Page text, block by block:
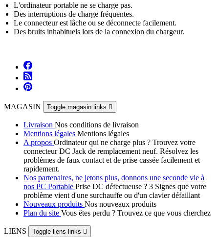
L'ordinateur portable ne se charge pas.
Des interruptions de charge fréquentes.
Le connecteur est lâche ou se déconnecte facilement.
Des bruits inhabituels lors de la connexion du chargeur.
MAGASIN Toggle magasin links 
Livraison Nos conditions de livraison
Mentions légales Mentions légales
A propos Ordinateur qui ne charge plus ? Trouvez votre
connecteur DC Jack de remplacement neuf. Résolvez les
problèmes de faux contact et de prise cassée facilement et
rapidement.
Nos partenaires, ne jetons plus, donnons une seconde vie à
nos PC Portable Prise DC défectueuse ? 3 Signes que votre
problème vient d'une surchauffe ou d'un clavier défaillant
Nouveaux produits Nos nouveaux produits
Plan du site Vous êtes perdu ? Trouvez ce que vous cherchez
LIENS Toggle liens links 